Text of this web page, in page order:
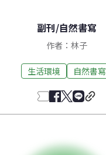
副刊/自然書寫
作者：林子
生活環境 自然書寫